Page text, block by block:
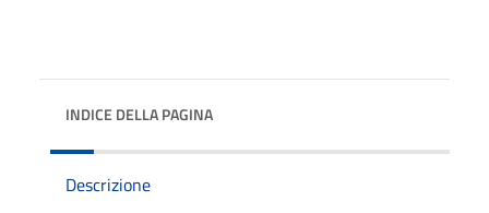
INDICE DELLA PAGINA
Descrizione